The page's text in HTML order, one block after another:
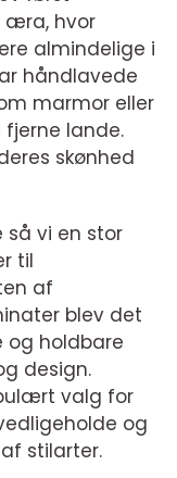
æra, hvor
almindelige i
håndlavede
marmor eller
lande.
skønhed
vi en stor
til
af
blev det
og holdbare
design.
valg for
og
stilarter.